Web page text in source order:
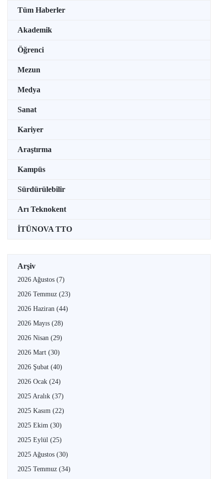
Tüm Haberler
Akademik
Öğrenci
Mezun
Medya
Sanat
Kariyer
Araştırma
Kampüs
Sürdürülebilir
Arı Teknokent
İTÜNOVA TTO
Arşiv
2026 Ağustos (7)
2026 Temmuz (23)
2026 Haziran (44)
2026 Mayıs (28)
2026 Nisan (29)
2026 Mart (30)
2026 Şubat (40)
2026 Ocak (24)
2025 Aralık (37)
2025 Kasım (22)
2025 Ekim (30)
2025 Eylül (25)
2025 Ağustos (30)
2025 Temmuz (34)